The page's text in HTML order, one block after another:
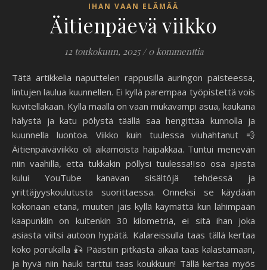
IHAN VAAN ELÄMÄÄ
Äitienpäevä viikko
12 toukokuun, 2025 / 0 kommenttia
Tätä artikkelia naputtelen rappusilla auringon paisteessa,
lintujen laulua kuunnellen. Ei kyllä parempaa työpistettä vois
kuvitellakaan. Kyllä maalla on vaan mukavampi asua, kaukana
hälystä ja katu pölystä täällä saa hengittää kunnolla ja
kuunnella luontoa. Viikko kuin tuulessa viuhahtanut 💨
Äitienpäiväviikko oli aikamoista haipakkaa. Tuntui menevän
niin vaahilla, että tukkakin pöllysi tuulessa!Iso osa ajasta
kului YouTube kanavan sisältöjä tehdessä ja
yrittäjyyskoulutusta suorittaessa. Onneksi se käydään
kokonaan etänä, muuten jäis kyllä käymättä kun lähimpään
kaapunkiin on kuitenkin 30 kilometriä, ei sitä ihan joka
asiasta viitsi autoon hypätä. Kalareissulla taas tällä kertaa
koko porukalla 🎣 Päästiin pitkästä aikaa taas kalastamaan,
ja hyvä niin hauki tarttui taas koukkuun! Tällä kertaa myös